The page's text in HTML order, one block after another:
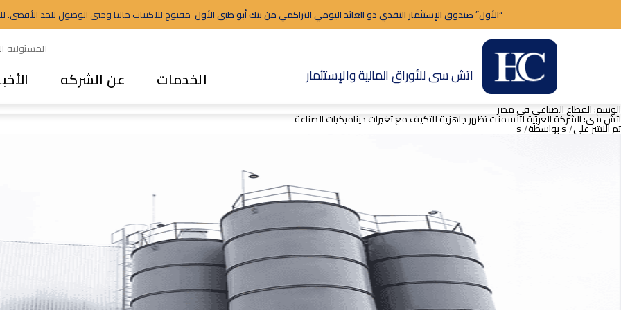
“الأول” صندوق الإستثمار النقدي ذو العائد اليومي التراكمي من بنك أبو ظبى الأول مفتوح للاكتتاب حاليا وحتى الوصول للحد الأقصى.
اتش سى للأوراق المالية والإستثمار
المسئوليه
الخدمات عن الشركه
الوسم:القطاع الصناعي في مصر
اتش سى: الشركة العربية للأسمنت تظهر جاهزية للتكيف مع تغيرات ديناميكيات الصناعة
تم النشر على٪ s بواسطة٪ s